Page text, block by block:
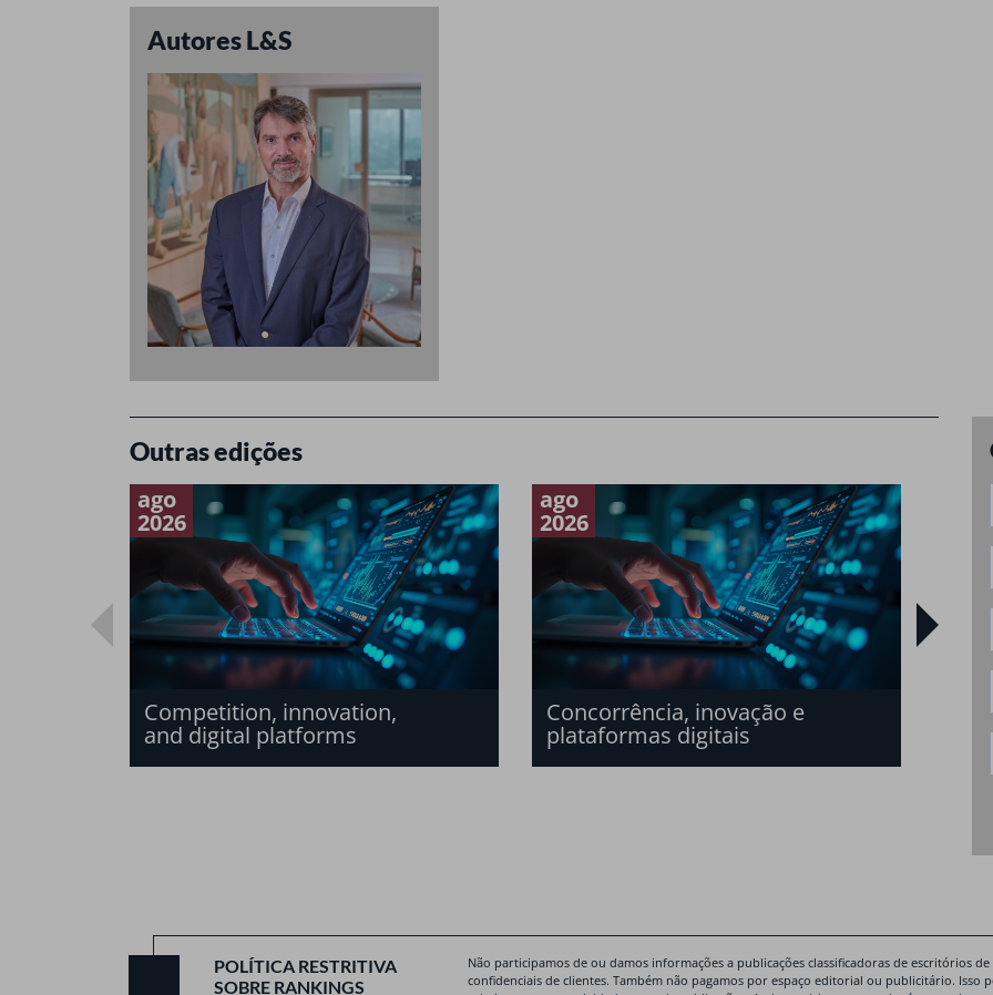
Autores L&S
Outras edições
ago
2026
Competition, innovation,
and digital platforms
ago
2026
Concorrência, inovação e
plataformas digitais
O
POLÍTICA RESTRITIVA
SOBRE RANKINGS
Não participamos de ou damos informações a publicações classificadoras de escritórios
confidenciais de clientes. Também não pagamos por espaço editorial ou publicitário. Isso